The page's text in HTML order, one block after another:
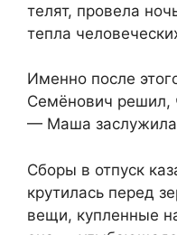
телят, провела
тепла
Именно после
Семёнович решил,
— Маша заслужила
Сборы в отпуск
крутилась перед
вещи, купленные